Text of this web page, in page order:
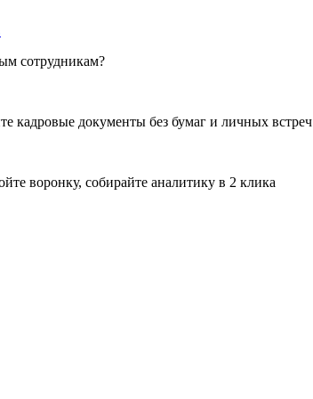
сотрудникам?
кадровые документы без бумаг и личных встреч
воронку, собирайте аналитику в 2 клика